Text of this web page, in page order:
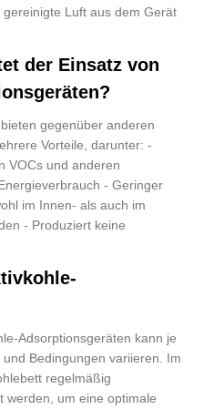
Luft aus dem Gerät
der Einsatz von
gegenüber anderen
Vorteile, darunter: -
VOCs und anderen
- Geringer
im Innen- als auch im
- Produziert keine
Adsorptionsgeräten kann je
Bedingungen variieren. Im
regelmäßig
werden, um eine optimale